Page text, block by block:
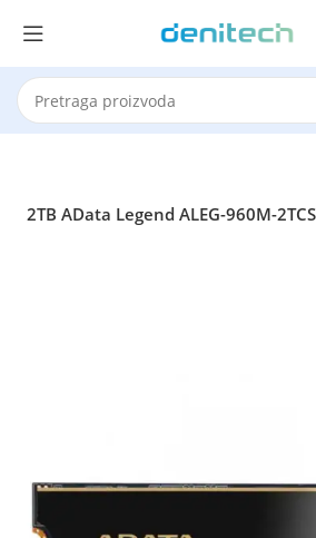
2TB AData Legend ALEG-960M-